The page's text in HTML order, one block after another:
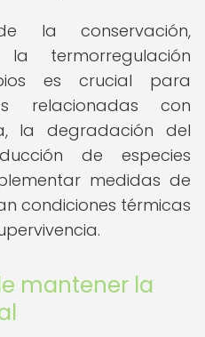
la conservación,
termorregulación
es crucial para
relacionadas con
la degradación del
de especies
medidas de
condiciones térmicas
mantener la